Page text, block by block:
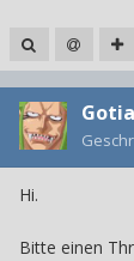
Hi.
Bitte einen